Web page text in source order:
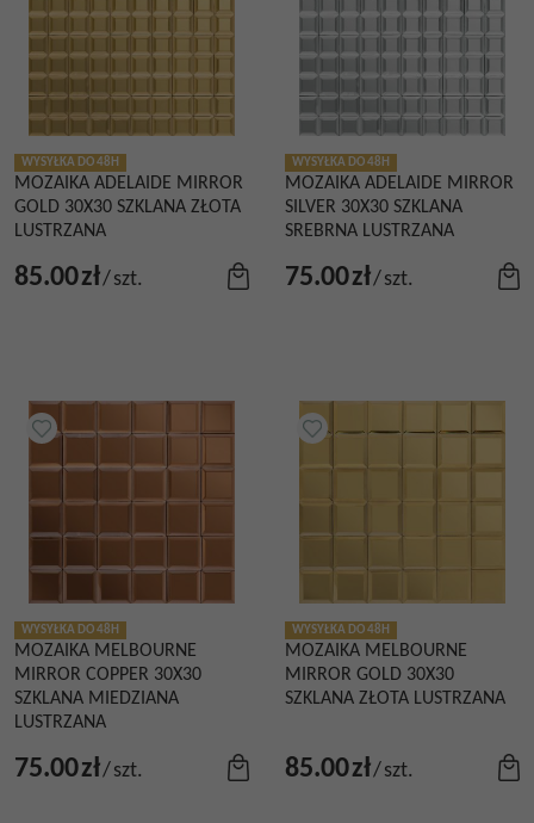
WYSYŁKA DO 48H
MOZAIKA ADELAIDE MIRROR
GOLD 30X30 SZKLANA ZŁOTA
LUSTRZANA
85.00zł/szt.
WYSYŁKA DO 48H
MOZAIKA ADELAIDE MIRROR
SILVER 30X30 SZKLANA
SREBRNA LUSTRZANA
75.00zł/szt.
WYSYŁKA DO 48H
MOZAIKA MELBOURNE
MIRROR COPPER 30X30
SZKLANA MIEDZIANA
LUSTRZANA
75.00zł/szt.
WYSYŁKA DO 48H
MOZAIKA MELBOURNE
MIRROR GOLD 30X30
SZKLANA ZŁOTA LUSTRZANA
85.00zł/szt.